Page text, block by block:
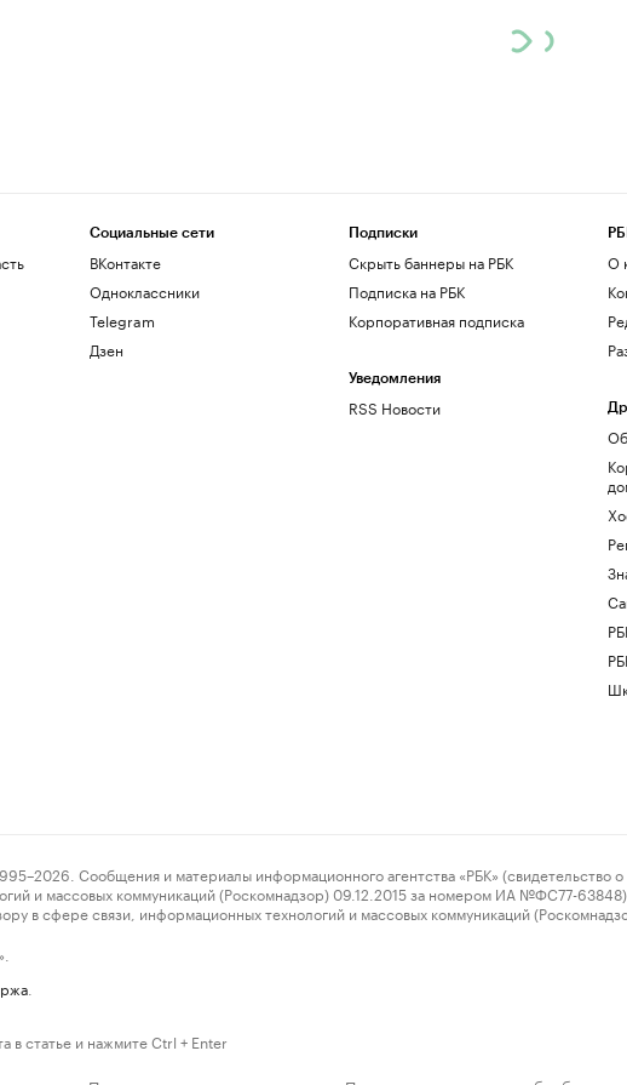
Социальные сети
ВКонтакте
Одноклассники
Telegram
Дзен
Подписки
Скрыть баннеры на РБК
Подписка на РБК
Корпоративная подписка
Уведомления
RSS Новости
О
Сообщения и материалы информационного агентства «РБК» (свидетельство о
и массовых коммуникаций (Роскомнадзор) 09.12.2015 за номером ИА №ФС77-63848)
в сфере связи, информационных технологий и массовых коммуникаций
в статье и нажмите Ctrl + Enter